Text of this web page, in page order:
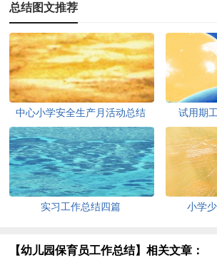
总结图文推荐
中心小学安全生产月活动总结 试用期
实习工作总结四篇 小学
【幼儿园保育员工作总结】相关文章：